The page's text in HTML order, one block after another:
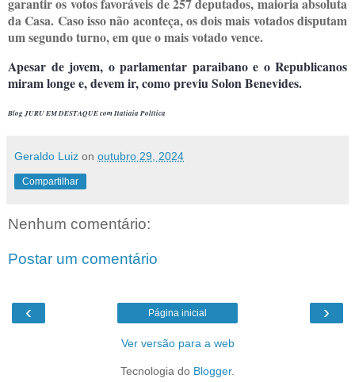
da Casa. Caso isso não aconteça, os dois mais votados disputam
um segundo turno, em que o mais votado vence.
Apesar de jovem, o parlamentar paraibano e o Republicanos
miram longe e, devem ir, como previu Solon Benevides.
Blog JURU EM DESTAQUE com Itatiaia Política
Geraldo Luiz on outubro 29, 2024
Compartilhar
Nenhum comentário:
Postar um comentário
‹ ›
Página inicial
Ver versão para a web
Tecnologia do Blogger.